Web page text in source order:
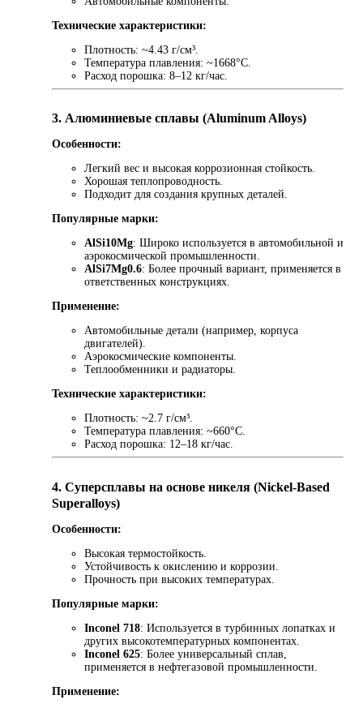
Технические характеристики:
Плотность: ~4.43 г/см³.
Температура плавления: ~1668°C.
Расход порошка: 8–12 кг/час.
3. Алюминиевые сплавы (Aluminum Alloys)
Особенности:
Легкий вес и высокая коррозионная стойкость.
Хорошая теплопроводность.
Подходит для создания крупных деталей.
Популярные марки:
AlSi10Mg: Широко используется в автомобильной и
аэрокосмической промышленности.
AlSi7Mg0.6: Более прочный вариант, применяется в
ответственных конструкциях.
Применение:
Автомобильные детали (например, корпуса
двигателей).
Аэрокосмические компоненты.
Теплообменники и радиаторы.
Технические характеристики:
Плотность: ~2.7 г/см³.
Температура плавления: ~660°C.
Расход порошка: 12–18 кг/час.
4. Суперсплавы на основе никеля (Nickel-Based
Superalloys)
Особенности:
Высокая термостойкость.
Устойчивость к окислению и коррозии.
Прочность при высоких температурах.
Популярные марки:
Inconel 718: Используется в турбинных лопатках и
других высокотемпературных компонентах.
Inconel 625: Более универсальный сплав,
применяется в нефтегазовой промышленности.
Применение: